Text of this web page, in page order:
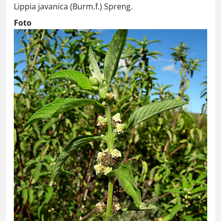
Lippia javanica (Burm.f.) Spreng.
Foto